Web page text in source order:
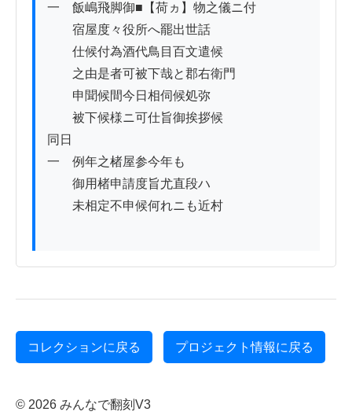
一　飯嶋飛脚御■【荷ヵ】物之儀ニ付
宿屋度々役所へ罷出世話
仕候付為酒代鳥目百文遣候
之由是者可被下哉と郡右衛門
申聞候間今日相伺候処弥
被下候様ニ可仕旨御挨拶候
同日
一　例年之楮屋参今年も
御用楮申請度旨尤直段ハ
未相定不申候何れニも近村
コレクションに戻る プロジェクト情報に戻る
© 2026 みんなで翻刻V3